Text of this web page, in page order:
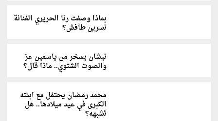
بماذا وصفت رنا الحريري الفنانة
نسرين طافش؟
نيشان يسخر من ياسمين عز
والصوت الشتوي.. ماذا قال؟
محمد رمضان يحتفل مع ابنته
الكبرى في عيد ميلادها.. هل
تشبهه؟